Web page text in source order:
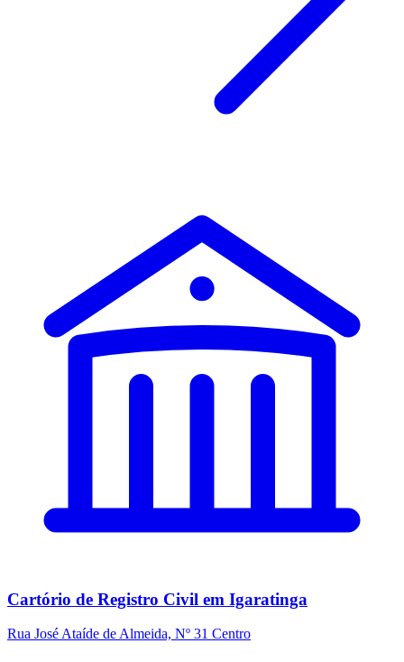
Cartório de Registro Civil em Igaratinga
Rua José Ataíde de Almeida, Nº 31 Centro